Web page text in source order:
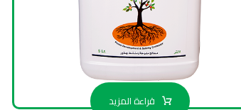
قراءة المزيد